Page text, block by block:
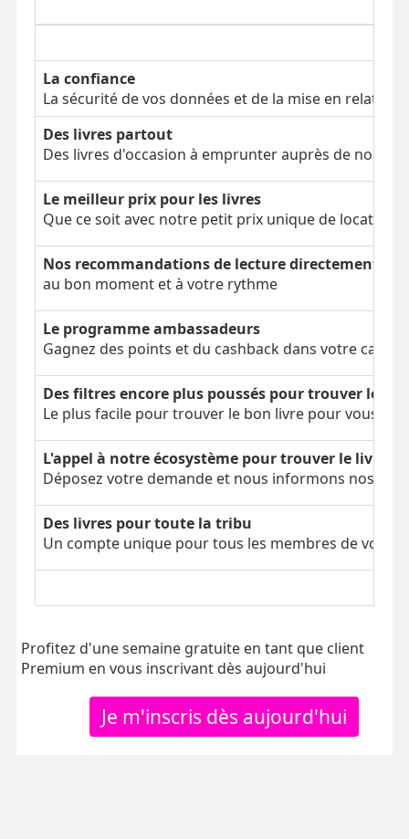
La confiance
La sécurité de vos données et de la mise en relation
Des livres partout
Des livres d'occasion à emprunter auprès de nos
Le meilleur prix pour les livres
Que ce soit avec notre petit prix unique de location
Nos recommandations de lecture directement
au bon moment et à votre rythme
Le programme ambassadeurs
Gagnez des points et du cashback dans votre
Des filtres encore plus poussés pour trouver le
Le plus facile pour trouver le bon livre pour vous
L'appel à notre écosystème pour trouver le livre
Déposez votre demande et nous informons nos
Des livres pour toute la tribu
Un compte unique pour tous les membres de votre
Profitez d'une semaine gratuite en tant que client
Premium en vous inscrivant dès aujourd'hui
Je m'inscris dès aujourd'hui